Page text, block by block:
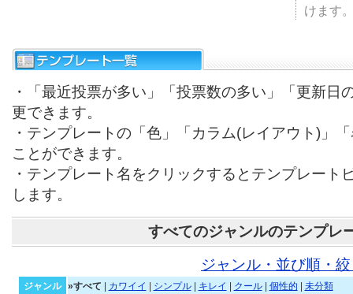
けます
・「最近投票が多い」「投票数の多い」「更新日
更できます。
・テンプレートの「色」「カラム(レイアウト)」
ことができます。
・テンプレート名をクリックするとテンプレート
します。
すべてのジャンルのテンプレ
ジャンル・並び順・
ジャンル »すべて カワイイ シンプル| キレイ クール| 個性的
未分類